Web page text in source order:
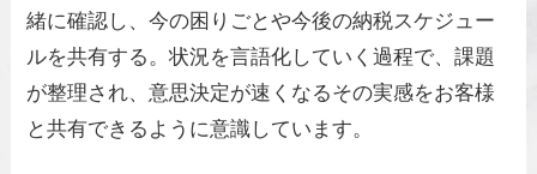
緒に確認し、今の困りごとや今後の納税スケジュー
ルを共有する。状況を言語化していく過程で、課題
が整理され、意思決定が速くなるその実感をお客様
と共有できるように意識しています。